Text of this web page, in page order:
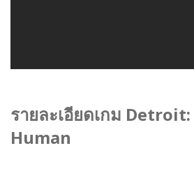
รายละเอียดเกม
Human